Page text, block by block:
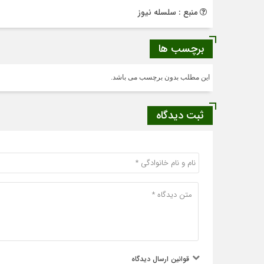
منبع : سلسله نیوز
برچسب ها
این مطلب بدون برچسب می باشد.
ثبت دیدگاه
قوانین ارسال دیدگاه